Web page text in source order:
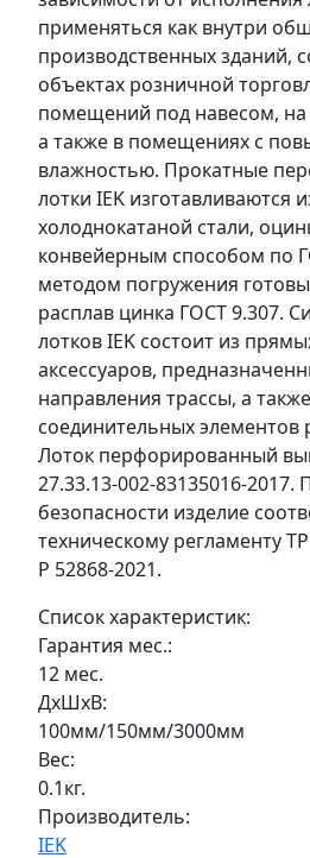
применяться как внутри
производственных зданий,
объектах розничной
помещений под навесом, на
а также в помещениях с
влажностью. Прокатные
лотки IEK изготавливаются
холоднокатаной стали,
конвейерным способом по
методом погружения
расплав цинка ГОСТ 9.307.
лотков IEK состоит из
аксессуаров,
направления трассы, а
соединительных элементов
Лоток перфорированный
27.33.13-002-83135016-
безопасности изделие
техническому регламенту
Р 52868-2021.
Список характеристик:
Гарантия мес.:
12 мес.
ДxШxВ:
100мм/150мм/3000мм
Вес:
0.1кг.
Производитель:
IEK